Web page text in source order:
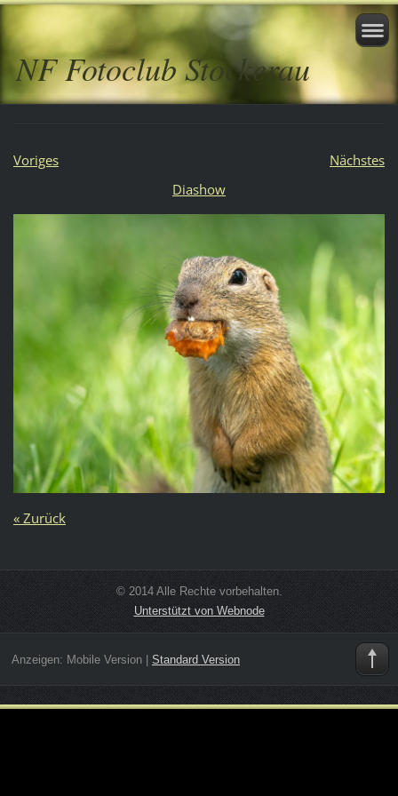
NF Fotoclub Stockerau
Voriges
Nächstes
Diashow
« Zurück
© 2014 Alle Rechte vorbehalten.
Unterstützt von Webnode
Anzeigen: Mobile Version| Standard Version